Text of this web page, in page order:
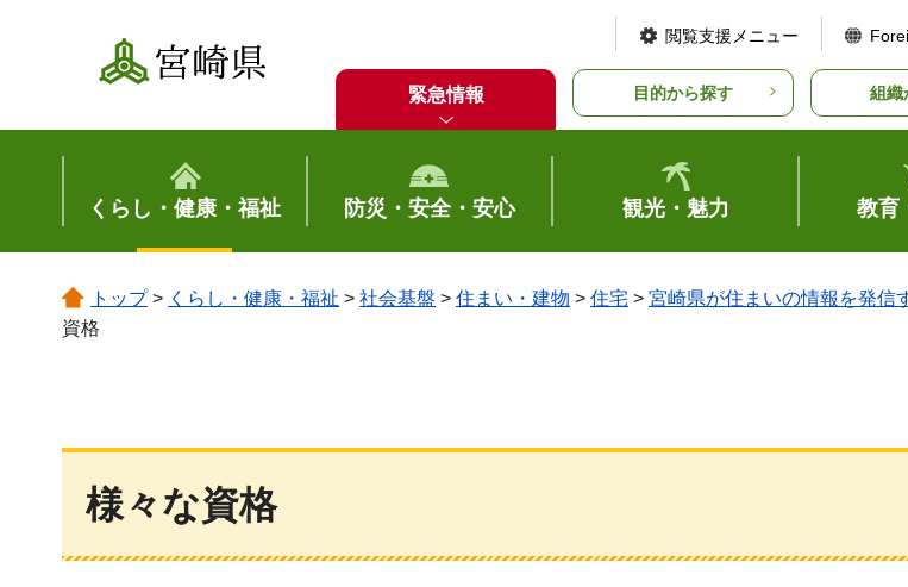
宮崎県
閲覧支援メニュー
緊急情報 目的から探す 組織
くらし・健康・福祉 防災・安全・安心 観光・魅力 教育
トップ> くらし・健康・福祉 > 社会基盤 > 住まい・建物 > 住宅 > 宮崎県が住まいの情報を発信
資格
様々な資格